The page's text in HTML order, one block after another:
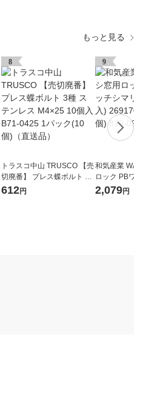
もっと見る
8
トラスコ中山 TRUSCO 【売
切廃番】 プレス蝶ボルト 3
種 ステンレス M4×25 10個
612円
9
和気産業
ロック PBワン
SV ダイ (3個
2,079円